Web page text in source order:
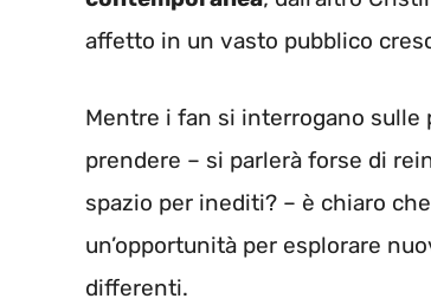
affetto in un vasto pubblico
Mentre i fan si interrogano
prendere – si parlerà forse di
spazio per inediti? – è chiaro
un’opportunità per esplorare
differenti.